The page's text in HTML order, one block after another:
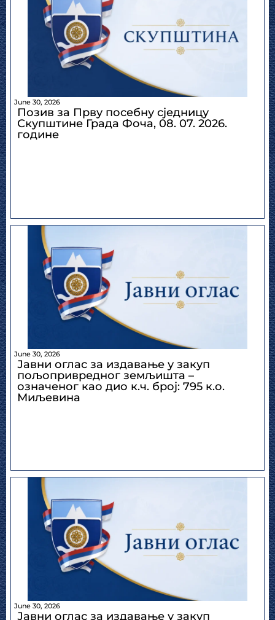
June 30, 2026
Позив за Прву посебну сједницу
Скупштине Града Фоча, 08. 07. 2026.
године
June 30, 2026
Јавни оглас за издавање у закуп
пољопривредног земљишта –
означеног као дио к.ч. број: 795 к.о.
Миљевина
June 30, 2026
Јавни оглас за издавање у закуп